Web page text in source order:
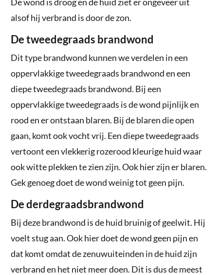
alsof hij verbrand is door de zon.
De tweedegraads brandwond
Dit type brandwond kunnen we verdelen in een
oppervlakkige tweedegraads brandwond en een
diepe tweedegraads brandwond. Bij een
oppervlakkige tweedegraads is de wond pijnlijk en
rood en er ontstaan blaren. Bij de blaren die open
gaan, komt ook vocht vrij. Een diepe tweedegraads
vertoont een vlekkerig rozerood kleurige huid waar
ook witte plekken te zien zijn. Ook hier zijn er blaren.
Gek genoeg doet de wond weinig tot geen pijn.
De derdegraadsbrandwond
Bij deze brandwond is de huid bruinig of geelwit. Hij
voelt stug aan. Ook hier doet de wond geen pijn en
dat komt omdat de zenuwuiteinden in de huid zijn
verbrand en het niet meer doen. Dit is dus de meest